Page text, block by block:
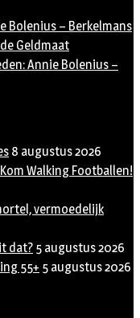
Bolenius – Berkelmans
Geldmaat
Annie Bolenius –
8 augustus 2026
Walking Footballen!
vermoedelijk
dat? 5 augustus 2026
55+ 5 augustus 2026